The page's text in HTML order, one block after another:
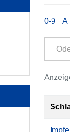
0-9 A